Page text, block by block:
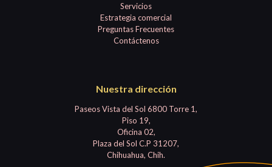
Servicios
Estrategia comercial
Preguntas Frecuentes
Contáctenos
Nuestra dirección
Paseos Vista del Sol 6800 Torre 1,
Piso 19,
Oficina 02,
Plaza del Sol C.P 31207,
Chihuahua, Chih.